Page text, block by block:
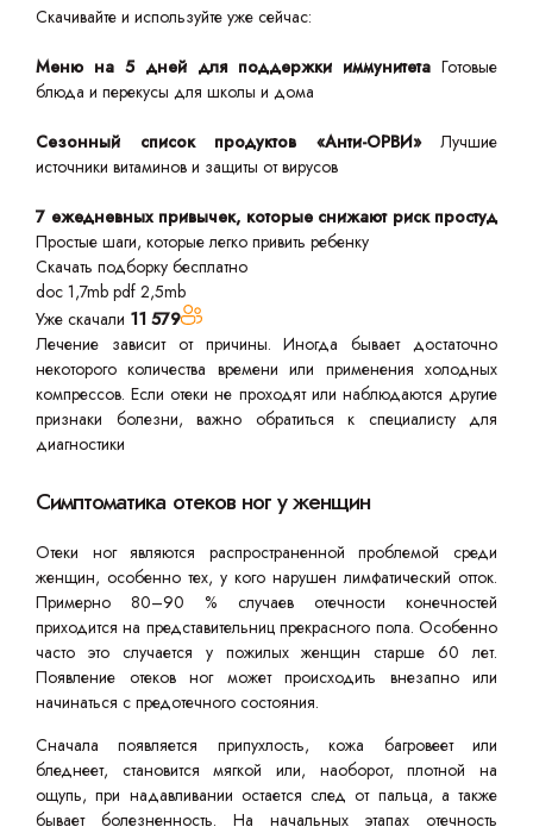
Скачивайте и используйте уже сейчас:
Меню на 5 дней для поддержки иммунитета Готовые
блюда и перекусы для школы и дома
Сезонный список продуктов «Анти-ОРВИ»
Лучшие
источники витаминов и защиты от вирусов
7 ежедневных привычек, которые снижают риск простуд
Простые шаги, которые легко привить ребенку
Скачать подборку бесплатно
doc 1,7mb pdf 2,5mb
Уже скачали 11 579
Лечение зависит от причины. Иногда бывает достаточно
некоторого количества времени или применения холодных
компрессов. Если отеки не проходят или наблюдаются другие
признаки болезни, важно обратиться к специалисту для
диагностики
Симптоматика отеков ног у женщин
Отеки ног являются распространенной проблемой среди
женщин, особенно тех, у кого нарушен лимфатический отток.
Примерно 80–90 % случаев отечности конечностей
приходится на представительниц прекрасного пола. Особенно
часто это случается у пожилых женщин старше 60 лет.
Появление отеков ног может происходить внезапно или
начинаться с предотечного состояния.
Сначала появляется припухлость, кожа багровеет или
бледнеет, становится мягкой или, наоборот, плотной на
ощупь, при надавливании остается след от пальца, а также
бывает болезненность. На начальных этапах отечность